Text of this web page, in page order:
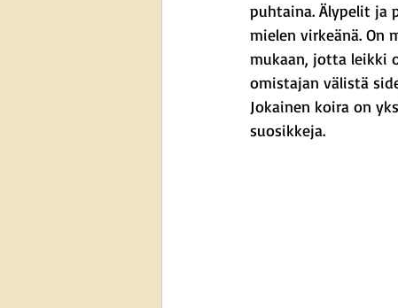
puhtaina. Älypelit ja
mielen virkeänä. On
mukaan, jotta leikki
omistajan välistä
Jokainen koira on
suosikkeja.